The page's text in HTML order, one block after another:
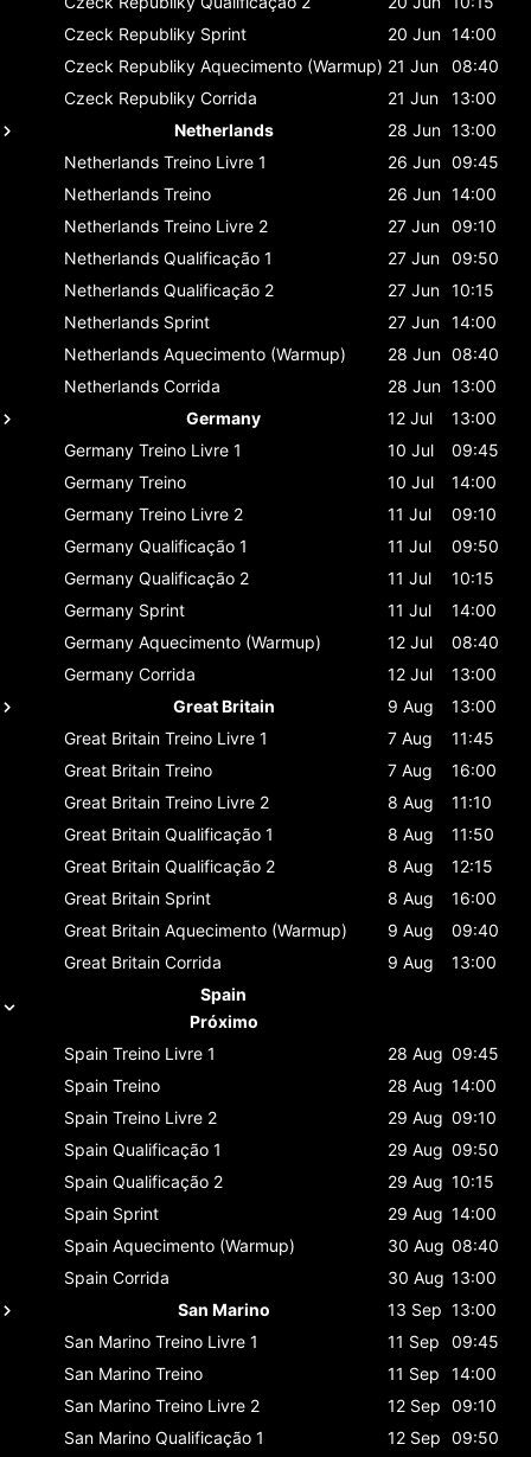
Czeck Republiky Sprint 20 Jun 14:00
Czeck Republiky Aquecimento (Warmup) 21 Jun
08:40
Czeck Republiky Corrida 21 Jun
13:00
Netherlands
28 Jun 13:00
Netherlands Treino Livre 1 26 Jun 09:45
Netherlands Treino 26 Jun 14:00
Netherlands Treino Livre 2 27 Jun 09:10
Netherlands Qualificação 1 27 Jun 09:50
Netherlands Qualificação 2 27 Jun 10:15
Netherlands Sprint 27 Jun 14:00
Netherlands Aquecimento (Warmup) 28 Jun 08:40
Netherlands Corrida 28 Jun 13:00
Germany
12 Jul
13:00
Germany Treino Livre 1 10 Jul
09:45
Germany Treino 10 Jul
14:00
Germany Treino Livre 2 11 Jul
09:10
Germany Qualificação 1 11 Jul
09:50
Germany Qualificação 2 11 Jul
10:15
Germany Sprint 11 Jul
14:00
Germany Aquecimento (Warmup) 12 Jul
08:40
Germany Corrida 12 Jul
13:00
Great Britain
9 Aug
13:00
Great Britain Treino Livre 1 7 Aug
11:45
Great Britain Treino 7 Aug
16:00
Great Britain Treino Livre 2 8 Aug
11:10
Great Britain Qualificação 1 8 Aug
11:50
Great Britain Qualificação 2 8 Aug
12:15
Great Britain Sprint 8 Aug
16:00
Great Britain Aquecimento (Warmup) 9 Aug
09:40
Great Britain Corrida 9 Aug
13:00
Spain
Próximo
Spain Treino Livre 1 28 Aug 09:45
Spain Treino 28 Aug 14:00
Spain Treino Livre 2 29 Aug 09:10
Spain Qualificação 1 29 Aug 09:50
Spain Qualificação 2 29 Aug 10:15
Spain Sprint 29 Aug 14:00
Spain Aquecimento (Warmup) 30 Aug 08:40
Spain Corrida 30 Aug 13:00
San Marino
13 Sep 13:00
San Marino Treino Livre 1 11 Sep
09:45
San Marino Treino 11 Sep
14:00
San Marino Treino Livre 2 12 Sep 09:10
San Marino Qualificação 1 12 Sep 09:50